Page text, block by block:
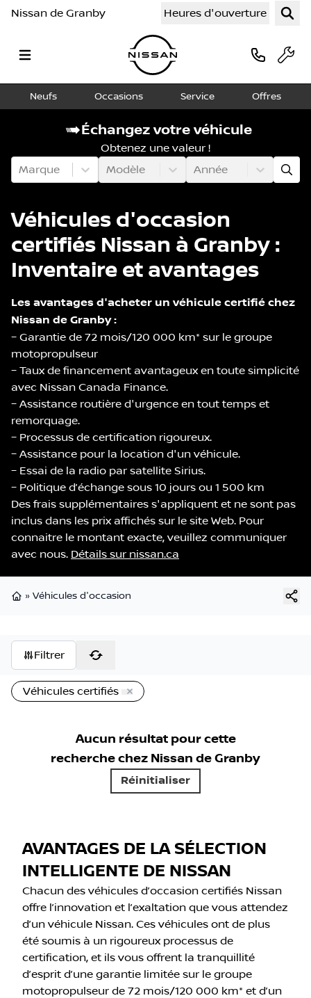
Nissan de Granby Heures d'ouverture
Neufs Occasions Service Offres
Échangez votre véhicule
Obtenez une valeur !
Marque
Modèle Année
Véhicules d'occasion
certifiés Nissan à Granby :
Inventaire et avantages
Les avantages d'acheter un véhicule certifié chez
Nissan de Granby :
– Garantie de 72 mois/120 000 km* sur le groupe
motopropulseur
– Taux de financement avantageux en toute simplicité
avec Nissan Canada Finance.
– Assistance routière d'urgence en tout temps et
remorquage.
– Processus de certification rigoureux.
– Assistance pour la location d'un véhicule.
– Essai de la radio par satellite Sirius.
– Politique d’échange sous 10 jours ou 1 500 km
Des frais supplémentaires s'appliquent et ne sont pas
inclus dans les prix affichés sur le site Web. Pour
connaitre le montant exacte, veuillez communiquer
avec nous. Détails sur nissan.ca
» Véhicules d'occasion
Filtrer
Véhicules certifiés
Aucun résultat pour cette
recherche chez Nissan de Granby
Réinitialiser
AVANTAGES DE LA SÉLECTION
INTELLIGENTE DE NISSAN
Chacun des véhicules d’occasion certifiés Nissan
offre l’innovation et l’exaltation que vous attendez
d’un véhicule Nissan. Ces véhicules ont de plus
été soumis à un rigoureux processus de
certification, et ils vous offrent la tranquillité
d’esprit d’une garantie limitée sur le groupe
motopropulseur de 72 mois/120 000 km* et d’un